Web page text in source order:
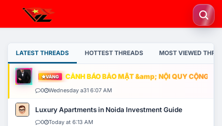
LATEST THREADS HOTTEST THREADS MOST VIEWED
VÀNG CẢNH BÁO BẢO MẬT &amp; NỘI QUY CỘNG
0 Wednesday a31 6:07 AM
Luxury Apartments in Noida Investment Guide
0 Today at 6:13 AM